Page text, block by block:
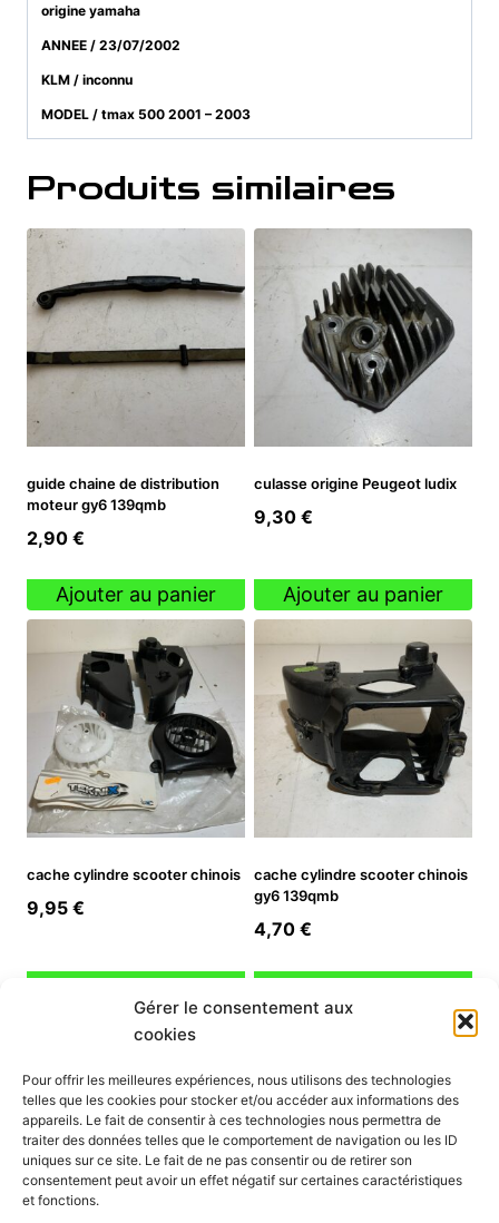
Gérer le consentement aux
cookies
Pour offrir les meilleures expériences, nous utilisons des technologies
telles que les cookies pour stocker et/ou accéder aux informations des
appareils. Le fait de consentir à ces technologies nous permettra de
traiter des données telles que le comportement de navigation ou les ID
uniques sur ce site. Le fait de ne pas consentir ou de retirer son
consentement peut avoir un effet négatif sur certaines caractéristiques
et fonctions.
origine yamaha
ANNEE / 23/07/2002
KLM / inconnu
MODEL / tmax 500 2001 – 2003
Produits similaires
guide chaine de distribution
moteur gy6 139qmb
2,90 €
Ajouter au panier
culasse origine Peugeot ludix
9,30 €
Ajouter au panier
cache cylindre scooter chinois
9,95 €
Ajouter au panier
cache cylindre scooter chinois
gy6 139qmb
4,70 €
Ajouter au panier
INFORMATION
Mon compte
Nous contacter
Mode paiement
Nos services